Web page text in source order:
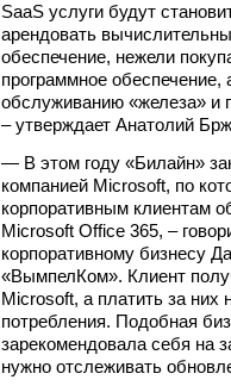
SaaS услуги будут
арендовать
обеспечение, нежели
программное
обслуживанию «железа» и
– утверждает Анатолий
— В этом году «Билайн»
компанией Microsoft, по
корпоративным клиентам
Microsoft Office 365, –
корпоративному бизнесу
«ВымпелКом». Клиент
Microsoft, а платить за них
потребления. Подобная
зарекомендовала себя на
нужно отслеживать